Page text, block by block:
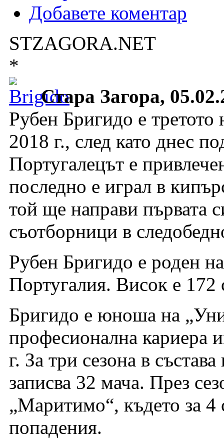
Добавете коментар
STZAGORA.NET
*
Стара Загора,
Рубен Бригидо е третото
2018 г., след като днес
Португалецът е
последно е играл в
той ще направи първата
съотборници в
Рубен Бригидо е роден
Португалия. Висок е 172
Бригидо е юноша на
професионална кариера
г. За три сезона в
записва 32 мача. През
„Маритимо“, където за 4
попадения.